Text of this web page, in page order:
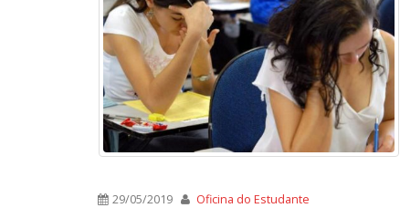
29/05/2019
Oficina do Estudante